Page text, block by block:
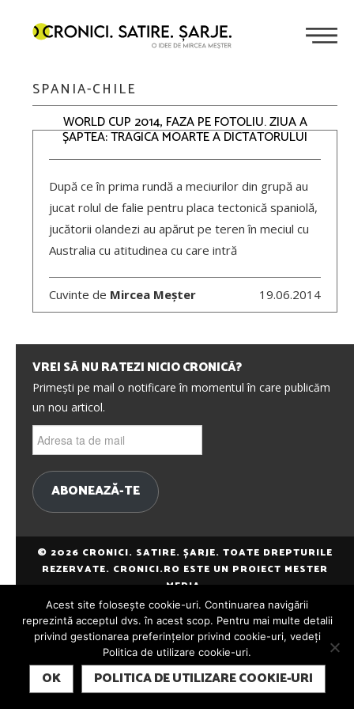
SPANIA-CHILE
WORLD CUP 2014, FAZA PE FOTOLIU. ZIUA A
ȘAPTEA: TRAGICA MOARTE A DICTATORULUI
După ce în prima rundă a meciurilor din grupă au
jucat rolul de falie pentru placa tectonică spaniolă,
jucătorii olandezi au apărut pe teren în meciul cu
Australia cu atitudinea cu care intră
Cuvinte de Mircea Meșter 19.06.2014
VREI SĂ NU RATEZI NICIO CRONICĂ?
Primești pe mail o notificare în momentul în care publicăm
un nou articol.
ta
mail
ABONEAZĂ-TE
© 2026 CRONICI. SATIRE. ȘARJE. TOATE DREPTURILE
REZERVATE. CRONICI.RO ESTE UN PROIECT MESTER
MEDIA.
SUBSCRIBE
Acest site folosește cookie-uri. Continuarea navigării
reprezintă acceptul dvs. în acest scop. Pentru mai multe detalii
privind gestionarea preferințelor privind cookie-uri, vedeți
Politica de utilizare cookie-uri.
OK POLITICA DE UTILIZARE COOKIE-URI